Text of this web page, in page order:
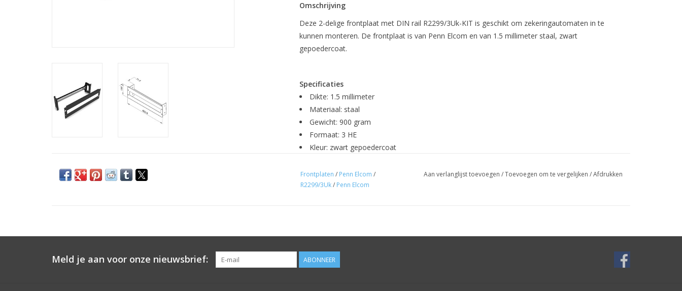
Omschrijving
Deze 2-delige frontplaat met DIN rail R2299/3Uk-KIT is geschikt om zekeringautomaten in te
kunnen monteren. De frontplaat is van Penn Elcom en van 1.5 millimeter staal, zwart
gepoedercoat.
Specificaties
Dikte: 1.5 millimeter
Materiaal: staal
Gewicht: 900 gram
Formaat: 3 HE
Kleur: zwart gepoedercoat
Frontplaten / Penn Elcom /
R2299/3Uk/ Penn Elcom
Aan verlanglijst toevoegen /Toevoegen om te vergelijken /Afdrukken
Meld je aan voor onze nieuwsbrief: ABONNEER